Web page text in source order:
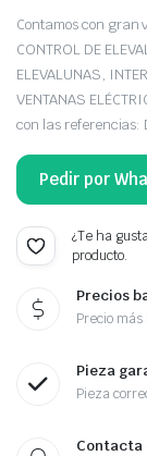
Contamos con gran
CONTROL DE
ELEVALUNAS,
VENTANAS
con las referencias:
Pedir por
¿Te ha
producto.
Precios
Precio
Pieza
Pieza
Contacta